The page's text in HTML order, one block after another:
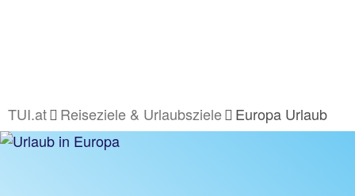
TUI.at Reiseziele & Urlaubsziele Europa Urlaub